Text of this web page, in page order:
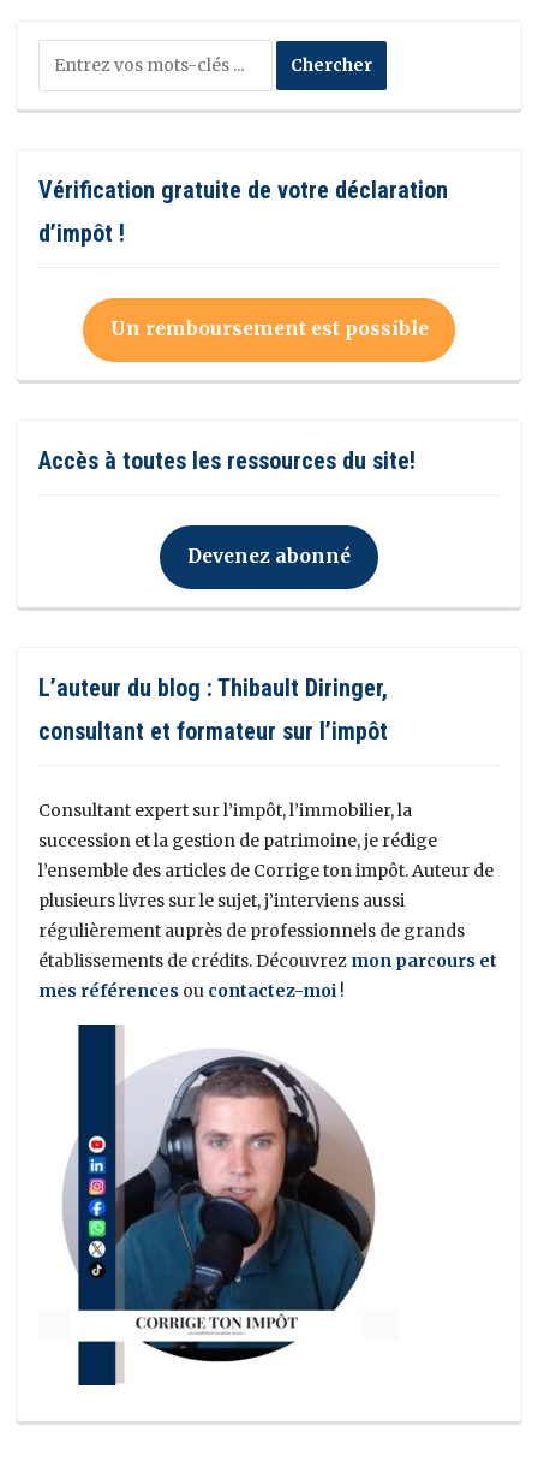
Vérification gratuite de votre déclaration
d’impôt !
Un remboursement est possible
Accès à toutes les ressources du site!
Devenez abonné
L’auteur du blog : Thibault Diringer,
consultant et formateur sur l’impôt
Consultant expert sur l’impôt, l’immobilier, la
succession et la gestion de patrimoine, je rédige
l’ensemble des articles de Corrige ton impôt. Auteur de
plusieurs livres sur le sujet, j’interviens aussi
régulièrement auprès de professionnels de grands
établissements de crédits. Découvrez mon parcours et
mes références ou contactez-moi !